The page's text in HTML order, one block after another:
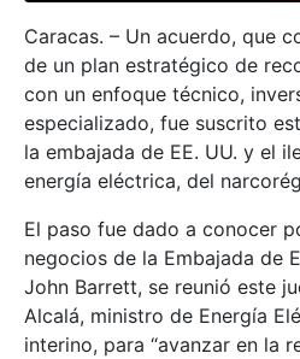
Caracas. – Un acuerdo, que
de un plan estratégico de
con un enfoque técnico,
especializado, fue suscrito
la embajada de EE. UU. y el
energía eléctrica, del
El paso fue dado a conocer
negocios de la Embajada de
John Barrett, se reunió este
Alcalá, ministro de Energía
interino, para “avanzar en la